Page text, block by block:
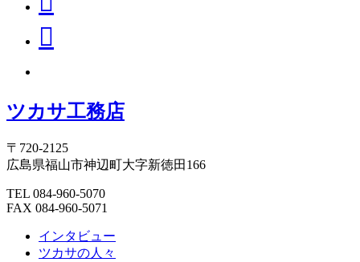
ツカサ工務店
〒720-2125
広島県福山市神辺町大字新徳田166
TEL 084-960-5070
FAX 084-960-5071
インタビュー
ツカサの人々